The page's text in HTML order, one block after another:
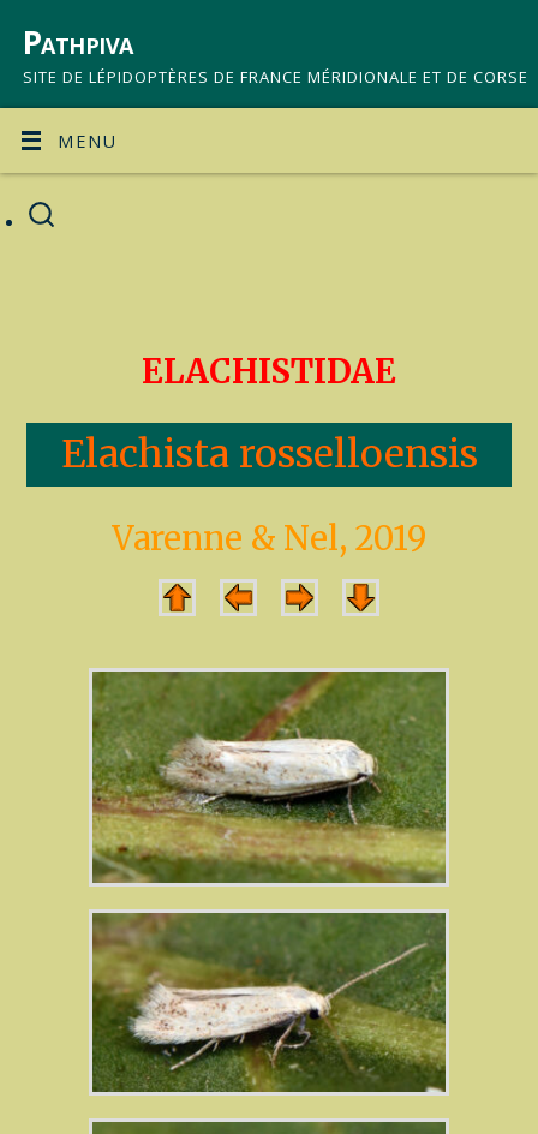
Pathpiva
SITE DE LÉPIDOPTÈRES DE FRANCE MÉRIDIONALE ET DE CORSE
MENU
ELACHISTIDAE
Elachista rosselloensis
Varenne & Nel, 2019